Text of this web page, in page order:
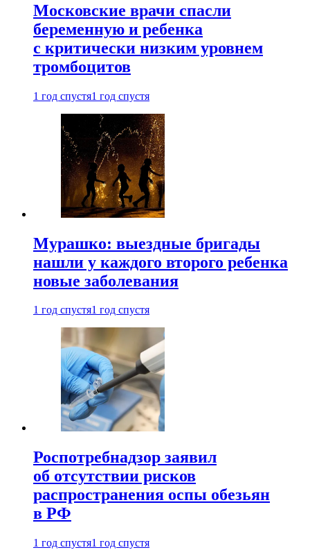
Московские врачи спасли
беременную и ребенка
с критически низким уровнем
тромбоцитов
1 год спустя1 год спустя
Мурашко: выездные бригады
нашли у каждого второго ребенка
новые заболевания
1 год спустя1 год спустя
Роспотребнадзор заявил
об отсутствии рисков
распространения оспы обезьян
в РФ
1 год спустя1 год спустя